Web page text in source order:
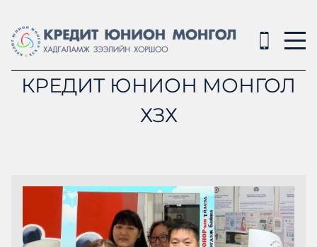
КРЕДИТ ЮНИОН МОНГОЛ
ХЗХ